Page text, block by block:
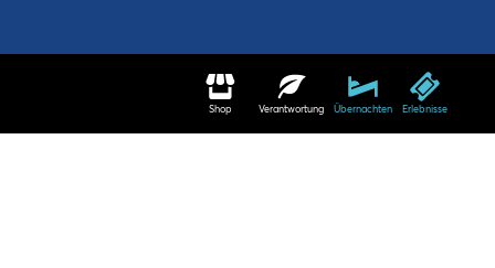
Shop Verantwortung Übernachten Erlebnisse